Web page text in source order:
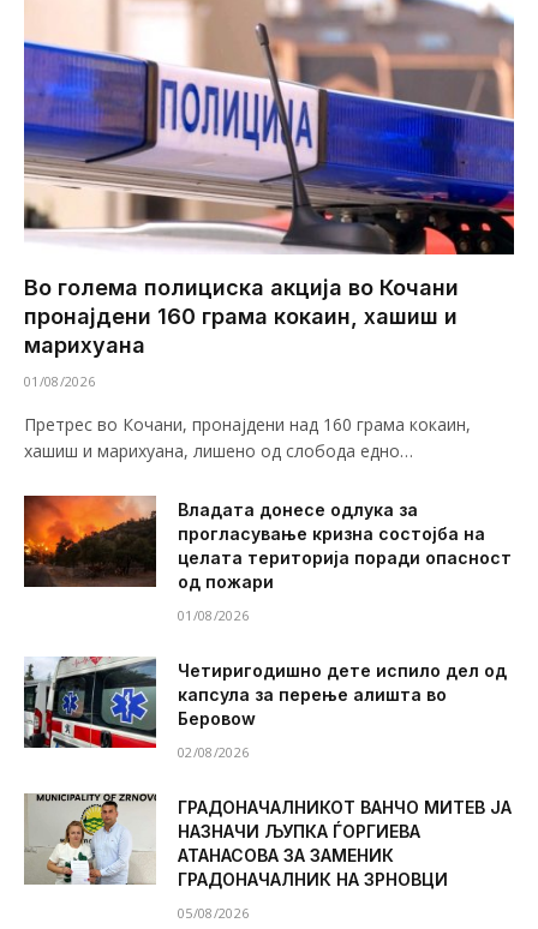
Во голема полициска акција во Кочани
пронајдени 160 грама кокаин, хашиш и
марихуана
01/08/2026
Претрес во Кочани, пронајдени над 160 грама кокаин,
хашиш и марихуана, лишено од слобода едно…
Владата донесе одлука за
прогласување кризна состојба на
целата територија поради опасност
од пожари
01/08/2026
Четиригодишно дете испило дел од
капсула за перење алишта во
Беровоw
02/08/2026
ГРАДОНАЧАЛНИКОТ ВАНЧО МИТЕВ ЈА
НАЗНАЧИ ЉУПКА ЃОРГИЕВА
АТАНАСОВА ЗА ЗАМЕНИК
ГРАДОНАЧАЛНИК НА ЗРНОВЦИ
05/08/2026